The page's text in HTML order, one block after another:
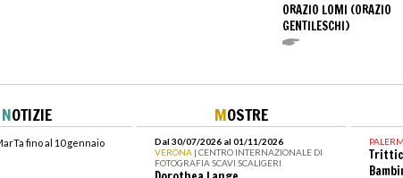
ORAZIO LOMI (ORAZIO
GENTILESCHI)
NOTIZIE
fino al 10 gennaio
MOSTRE
Dal 30/07/2026 al 01/11/2026
VERONA | CENTRO INTERNAZIONALE DI
FOTOGRAFIA SCAVI SCALIGERI